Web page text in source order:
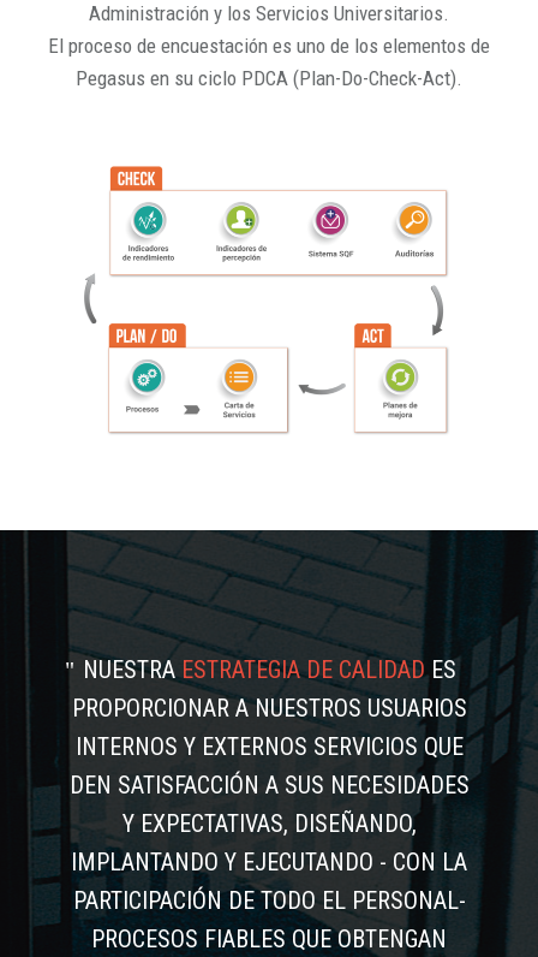
Administración y los Servicios Universitarios.
El proceso de encuestación es uno de los elementos de
Pegasus en su ciclo PDCA (Plan-Do-Check-Act).
NUESTRAESTRATEGIA DE CALIDADES
PROPORCIONAR A NUESTROS USUARIOS
INTERNOS Y EXTERNOS SERVICIOS QUE
DEN SATISFACCIÓN A SUS NECESIDADES
Y EXPECTATIVAS, DISEÑANDO,
IMPLANTANDO Y EJECUTANDO - CON LA
PARTICIPACIÓN DE TODO EL PERSONAL-
PROCESOS FIABLES QUE OBTENGAN